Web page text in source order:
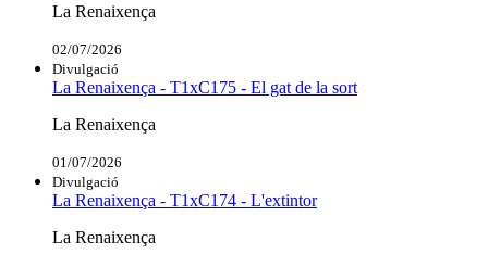
La Renaixença
02/07/2026
Divulgació
La Renaixença - T1xC175 - El gat de la sort
La Renaixença
01/07/2026
Divulgació
La Renaixença - T1xC174 - L'extintor
La Renaixença